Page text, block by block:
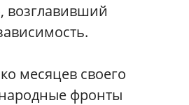
возглавивший
месяцев своего
фронты